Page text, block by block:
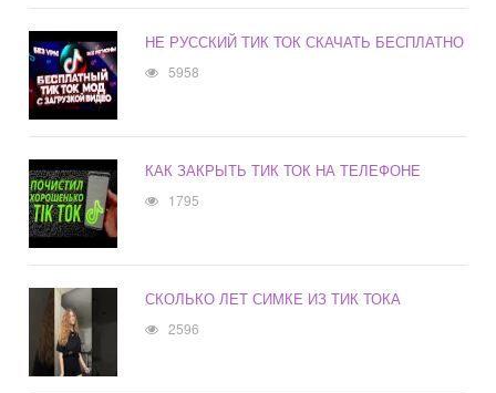
НЕ РУССКИЙ ТИК ТОК СКАЧАТЬ БЕСПЛАТНО
5958
КАК ЗАКРЫТЬ ТИК ТОК НА ТЕЛЕФОНЕ
1795
СКОЛЬКО ЛЕТ СИМКЕ ИЗ ТИК ТОКА
2596